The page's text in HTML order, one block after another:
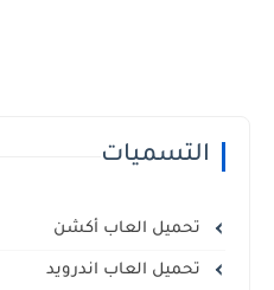
التسميات
تحميل العاب أكشن
تحميل العاب اندرويد